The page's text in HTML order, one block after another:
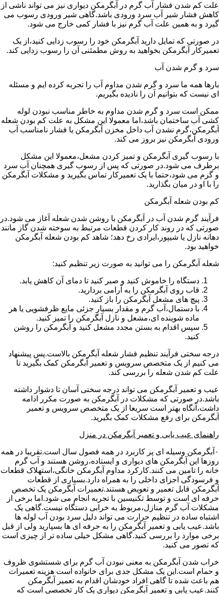
علت کم شدن فشار آب گرم در آبگرمکن دیواری نیز می تواند ناشی از
کاهش فشار شیر آب سرد ورودی باشد.گاهی شیر ورودی رسوب می
گیرد و به همین علت آب گرم نیز با فشار کمی خارج می شود.
در صورتی که تمایل دارید آبگرمکن خود را رسوب زدایی کنید،از یک
تعمیرکار آبگرمکن بخواهید به روش مطمئنی آن را رسوب زدایی کند.
سرد و گرم شدن آب
بارها همه ما سرد و گرم شدن مداوم آب را تجربه کرده ایم و مسئله
ای نیست که بتوانیم آن را نادیده بگیریم.
ممکن است سرد و گرم شدن مداوم به خاطر مناسب نبودن لوله
کشی آب ساختمان باشد،اما معمولا این مشکل به علت کم بودن شعله
آبگرمکن،گرم نشدن آب داخل مخزن آبگرمکن یا فشار نامناسب آب
ورودی آبگرمکن نیز بروز می کند.
با رسوب گیری آبگرمکن و تمیز کردن مشعل،معمولا این مشکل
برطرف می شود.در صورتی که پس از رسوب گیری همچنان آب سرد
و گرم می شود،حتما با یک تعمیرکار تماس بگیرید و مشکلات آبگرمکن
را با او در میان بگذارید.
کم بودن شعله آبگرمکن
فرآیند گرم شدن آب در آبگرمکن با روشن شدن شعله آغاز می شود.در
صورتی که در روند کار کردن قطعات مرتبط به سوخته شدن گاز مانند
دهانه نازل یا شیپور،ایرادی رخ دهد؛ شاهد کم بودن شعله آبگرمکن
خواهید بود.
شعله آبگرمکن را می توانید به صورت زیر تنظیم کنید:
دستگاه را خاموش کنید و صبر کنید تا دمای آن کاهش یابد.
قاب روی آبگرمکن را به آرامی بردارید.
پیچ های مشعل آبگرمکن را باز کنید.
با دستمال،آب گرم و مقدار بسیار جزئی مایع ظرفشویی یا هر
ماده شوینده ای،مشعل و نازل آبگرمکن را تمیز کنید.
سپس اقدام به بستن مجدد مشعل کنید و آبگرمکن را روشن
کنید.
درجه سختی فرآیند تنظیم فشار شعله آبگرمکن بالاست.پس پیشنهاد
می کنیم از یک متخصص سرویس و تعمیر آبگرمکن کمک بگیرید تا
علت کم شدن شعله را بررسی کند.
عیب و تعمیر آبگرمکن می تواند درجه سختی آسان تا دشوار داشته
باشد.در صورتی که مشکلات در آبگرمکن به صورت مکرر ادامه
داشت،آنگاه بهتر است سریعا از یک متخصص سرویس و تعمیر
آبگرمکن برای رفع مشکلات کمک بگیرید.
راهنمای عیب یابی و تعمیر آبگرمکن در منزل
۰آبگرمکن وسیله ای پر کاربرد در همه فصول سال است.تقریبا در همه
روزها این آبگرمکن های دیواری و ایستاده،روشن هستند و آب گرم
خانه را تامین می کنند.کارکرد مداوم آبگرمکن خانگی،استهلاک قطعات
و فرسودگی اجزای داخلی را به همراه دارد.بسیاری از قطعات
آبگرمکن قابل تعمیر و تعویض هستند.تعمیرات آبگرمکن یک تخصص
حرفه ای است و توسط تکنیسین با تجربه انجام می شود.اما برخی از
مشکلات آب گرم منازل،مربوط به خرابی دستگاه نیست.گاهی یک
اشتباه ساده در تنظیم حرارت می تواند دلیل سرد بودن آب لوله ها
باشد.عیب یابی و تعمیر آبگرمکن را به حرفه ای ها بسپارید ولی از قبل
برخی موارد را بررسی کنید.گاهی مشکل خیلی ساده تر از چیزی است
که تصور می کنید.
خراب شدن آبگرمکن به معنی نبودن آب گرم برای شستشوی ظروف
و حمام است.این یک مشکل جدی برای خانواده است هزینه تعمیرات
هم باعث شده تا گاهی افراد خودشان اقدام به تعمیر آبگرمکن
کنند.عیب یابی و تعمیر آبگرمکن دیواری یک کار تخصصی است که